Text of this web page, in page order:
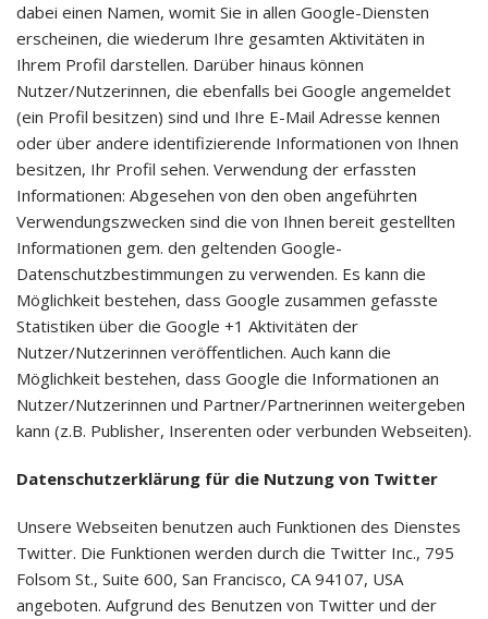
dabei einen Namen, womit Sie in allen Google-Diensten
erscheinen, die wiederum Ihre gesamten Aktivitäten in
Ihrem Profil darstellen. Darüber hinaus können
Nutzer/Nutzerinnen, die ebenfalls bei Google angemeldet
(ein Profil besitzen) sind und Ihre E-Mail Adresse kennen
oder über andere identifizierende Informationen von Ihnen
besitzen, Ihr Profil sehen. Verwendung der erfassten
Informationen: Abgesehen von den oben angeführten
Verwendungszwecken sind die von Ihnen bereit gestellten
Informationen gem. den geltenden Google-
Datenschutzbestimmungen zu verwenden. Es kann die
Möglichkeit bestehen, dass Google zusammen gefasste
Statistiken über die Google +1 Aktivitäten der
Nutzer/Nutzerinnen veröffentlichen. Auch kann die
Möglichkeit bestehen, dass Google die Informationen an
Nutzer/Nutzerinnen und Partner/Partnerinnen weitergeben
kann (z.B. Publisher, Inserenten oder verbunden Webseiten).
Datenschutzerklärung für die Nutzung von Twitter
Unsere Webseiten benutzen auch Funktionen des Dienstes
Twitter. Die Funktionen werden durch die Twitter Inc., 795
Folsom St., Suite 600, San Francisco, CA 94107, USA
angeboten. Aufgrund des Benutzen von Twitter und der